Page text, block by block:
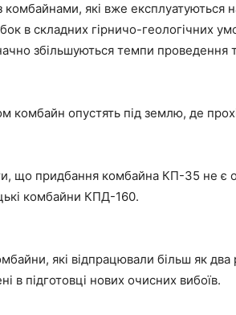
комбайнами, які вже
в складних гірничо-геологічних
збільшуються темпи проведення
комбайн опустять під землю, де
що придбання комбайна КП-35 не є
комбайни КПД-160.
які відпрацювали більш як
в підготовці нових очисних вибоїв.